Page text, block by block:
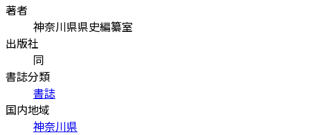
著者
神奈川県県史編纂室
出版社
同
書誌分類
書誌
国内地域
神奈川県